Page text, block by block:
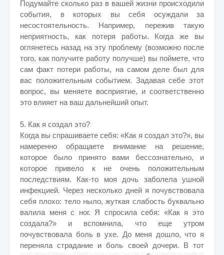
Подумайте сколько раз в вашей жизни происходили
события, в которых вы себя осуждали за
несостоятельность. Например, пережив такую
неприятность, как потеря работы. Когда же вы
оглянетесь назад на эту проблему (возможно после
того, как получите работу получше) вы поймете, что
сам факт потери работы, на самом деле был для
вас положительным событием. Задавая себе этот
вопрос, вы меняете восприятие, и соответственно
это влияет на ваш дальнейший опыт.
5. Как я создал это?
Когда вы спрашиваете себя: «Как я создал это?», вы
намеренно обращаете внимание на решение,
которое было принято вами бессознательно, и
которое привело к не очень положительным
последствиям. Как-то моя дочь заболела ушной
инфекцией. Через несколько дней я почувствовала
себя плохо: тело ныло, жуткая слабость буквально
валила меня с ног. Я спросила себя: «Как я это
создала?» и вспомнила, что еще утром
почувствовала боль в ухе. До меня дошло, что я
переняла страдание и боль своей дочери. В тот